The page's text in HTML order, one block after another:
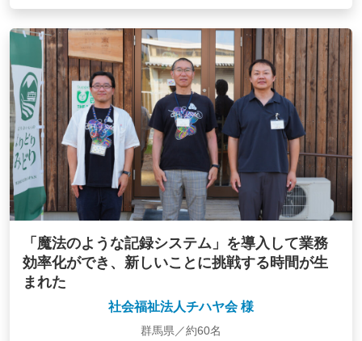
「魔法のような記録システム」を導入して業務
効率化ができ、新しいことに挑戦する時間が生
まれた
社会福祉法人チハヤ会 様
群馬県／約60名